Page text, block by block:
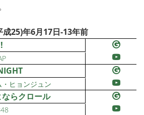
成25)年6月17日-13年前
・ヒョンジュン
ならクロール